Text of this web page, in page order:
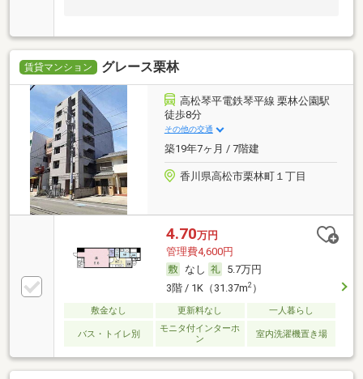
賃貸マンション グレース栗林
高松琴平電鉄琴平線 栗林公園駅
徒歩8分
その他の交通
築19年7ヶ月 / 7階建
香川県高松市栗林町１丁目
4.70万円
管理費4,600円
なし
5.7万円
3階 / 1K（31.37m2）
敷金なし 更新料なし 一人暮らし
バス・トイレ別
モニタ付インターホ
ン
室内洗濯機置き場